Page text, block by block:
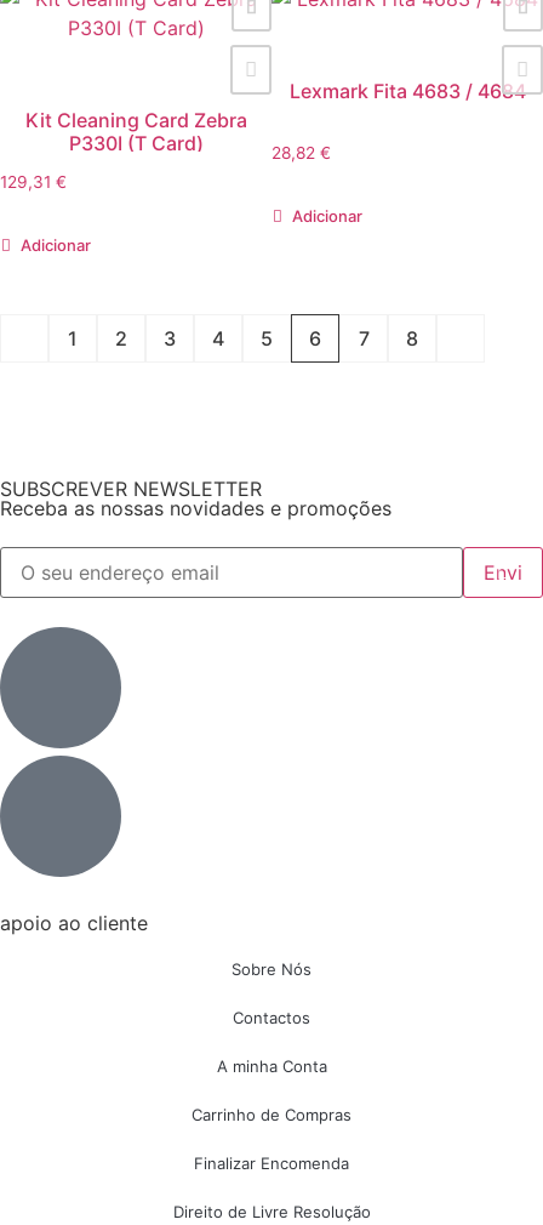
Kit Cleaning Card Zebra
P330I (T Card)
129,31 €
Adicionar
Lexmark Fita 4683 / 4684
28,82 €
Adicionar
1 2 3 4 5 6 7 8
SUBSCREVER NEWSLETTER
Receba as nossas novidades e promoções
apoio ao cliente
Sobre Nós
Contactos
A minha Conta
Carrinho de Compras
Finalizar Encomenda
Direito de Livre Resolução